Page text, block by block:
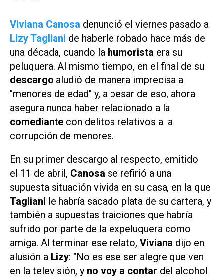
Viviana Canosa denunció el viernes pasado a
Lizy Tagliani de haberle robado hace más de
una década, cuando la humorista era su
peluquera. Al mismo tiempo, en el final de su
descargo aludió de manera imprecisa a
"menores de edad" y, a pesar de eso, ahora
asegura nunca haber relacionado a la
comediante con delitos relativos a la
corrupción de menores.
En su primer descargo al respecto, emitido
el 11 de abril, Canosa se refirió a una
supuesta situación vivida en su casa, en la que
Tagliani le habría sacado plata de su cartera, y
también a supuestas traiciones que habría
sufrido por parte de la expeluquera como
amiga. Al terminar ese relato, Viviana dijo en
alusión a Lizy: "No es ese ser alegre que ven
en la televisión, y no voy a contar del alcohol